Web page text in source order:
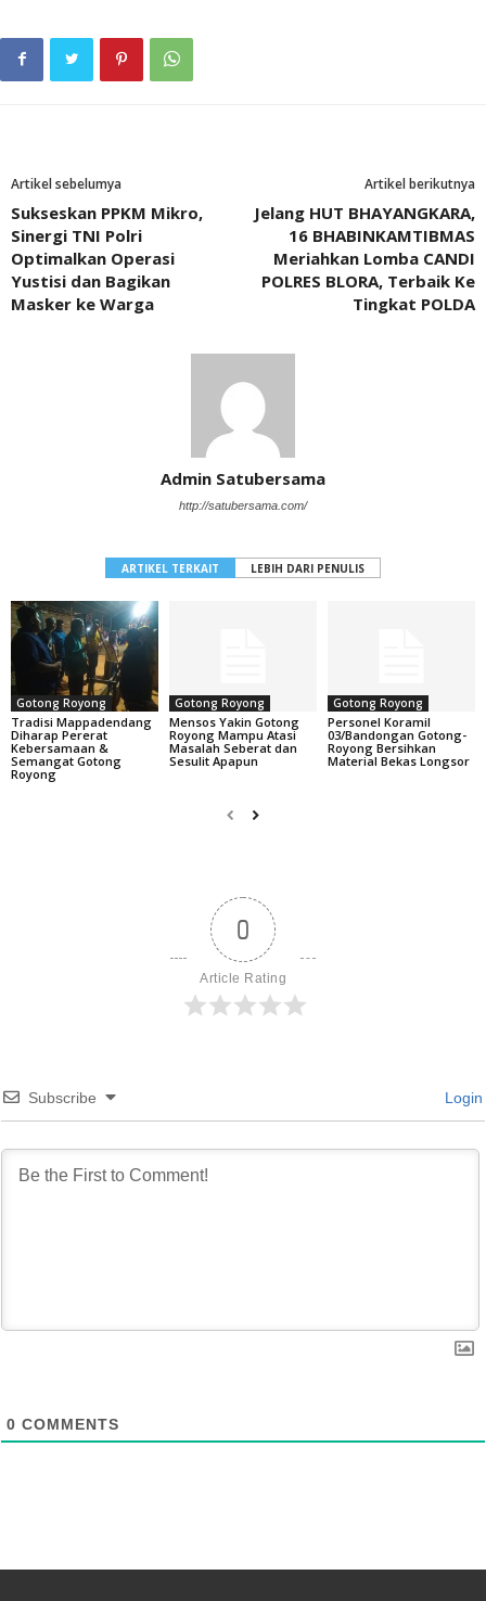
Artikel sebelumya
Sukseskan PPKM Mikro,
Sinergi TNI Polri
Optimalkan Operasi
Yustisi dan Bagikan
Masker ke Warga
Artikel berikutnya
Jelang HUT BHAYANGKARA,
16 BHABINKAMTIBMAS
Meriahkan Lomba CANDI
POLRES BLORA, Terbaik Ke
Tingkat POLDA
Admin Satubersama
http://satubersama.com/
ARTIKEL TERKAIT LEBIH DARI PENULIS
Gotong Royong
Tradisi Mappadendang
Diharap Pererat
Kebersamaan &
Semangat Gotong
Royong
Gotong Royong
Mensos Yakin Gotong
Royong Mampu Atasi
Masalah Seberat dan
Sesulit Apapun
Gotong Royong
Personel Koramil
03/Bandongan Gotong-
Royong Bersihkan
Material Bekas Longsor
0
Article Rating
Subscribe Login
0 COMMENTS